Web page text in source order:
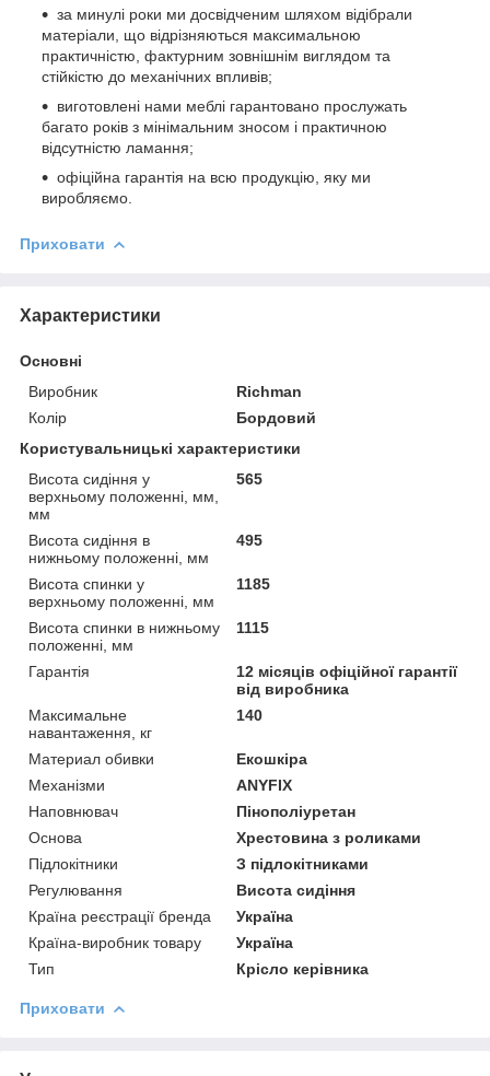
за минулі роки ми досвідченим шляхом відібрали
матеріали, що відрізняються максимальною
практичністю, фактурним зовнішнім виглядом та
стійкістю до механічних впливів;
виготовлені нами меблі гарантовано прослужать
багато років з мінімальним зносом і практичною
відсутністю ламання;
офіційна гарантія на всю продукцію, яку ми
виробляємо.
Приховати
Характеристики
Основні
Виробник
Richman
Колір
Бордовий
Користувальницькі характеристики
Висота сидіння у
верхньому положенні, мм,
мм
565
Висота сидіння в
нижньому положенні, мм
495
Висота спинки у
верхньому положенні, мм
1185
Висота спинки в нижньому
положенні, мм
1115
Гарантія
12 місяців офіційної гарантії
від виробника
Максимальне
навантаження, кг
140
Материал обивки
Екошкіра
Механізми
ANYFIX
Наповнювач
Пінополіуретан
Основа
Хрестовина з роликами
Підлокітники
З підлокітниками
Регулювання
Висота сидіння
Країна реєстрації бренда
Україна
Країна-виробник товару
Україна
Тип
Крісло керівника
Приховати